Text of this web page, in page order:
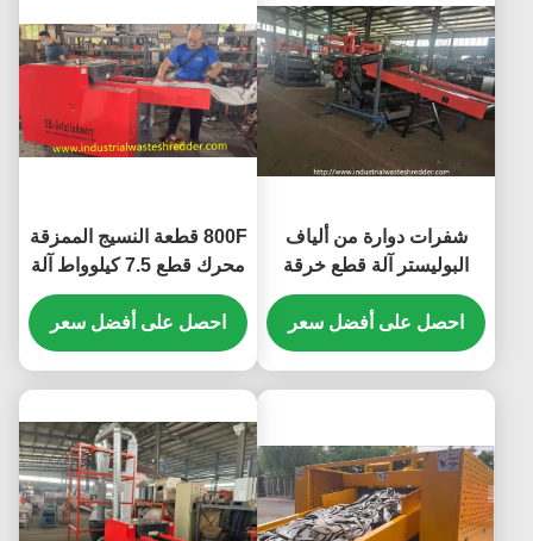
شفرات دوارة من ألياف
البوليستر آلة قطع خرقة
ألياف القطن الداكرون
احصل على أفضل سعر
800F قطعة النسيج الممزقة
محرك قطع 7.5 كيلوواط آلة
شوبر صغيرة للأنسجة سحق
ناقل المدخلات 1400 *
330mm الطول * العرض
احصل على أفضل سعر